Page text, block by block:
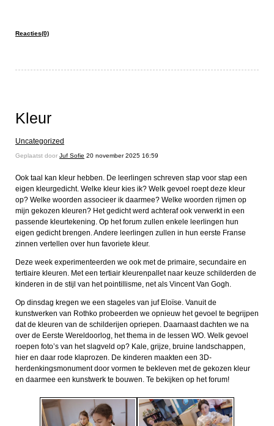
Reacties(0)
Kleur
Uncategorized
Geplaatst door Juf Sofie 20 november 2025 16:59
Ook taal kan kleur hebben. De leerlingen schreven stap voor stap een
eigen kleurgedicht. Welke kleur kies ik? Welk gevoel roept deze kleur
op? Welke woorden associeer ik daarmee? Welke woorden rijmen op
mijn gekozen kleuren? Het gedicht werd achteraf ook verwerkt in een
passende kleurtekening. Op het forum zullen enkele leerlingen hun
eigen gedicht brengen. Andere leerlingen zullen in hun eerste Franse
zinnen vertellen over hun favoriete kleur.
Deze week experimenteerden we ook met de primaire, secundaire en
tertiaire kleuren. Met een tertiair kleurenpallet naar keuze schilderden de
kinderen in de stijl van het pointillisme, net als Vincent Van Gogh.
Op dinsdag kregen we een stageles van juf Eloïse. Vanuit de
kunstwerken van Rothko probeerden we opnieuw het gevoel te begrijpen
dat de kleuren van de schilderijen opriepen. Daarnaast dachten we na
over de Eerste Wereldoorlog, het thema in de lessen WO. Welk gevoel
roepen foto’s van het slagveld op? Kale, grijze, bruine landschappen,
hier en daar rode klaprozen. De kinderen maakten een 3D-
herdenkingsmonument door vormen te bekleven met de gekozen kleur
en daarmee een kunstwerk te bouwen. Te bekijken op het forum!